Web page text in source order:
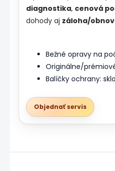
diagnostika, cenová
dohody aj záloha/
Bežné opravy na
Originálne/
Balíčky ochrany:
Objednať servis